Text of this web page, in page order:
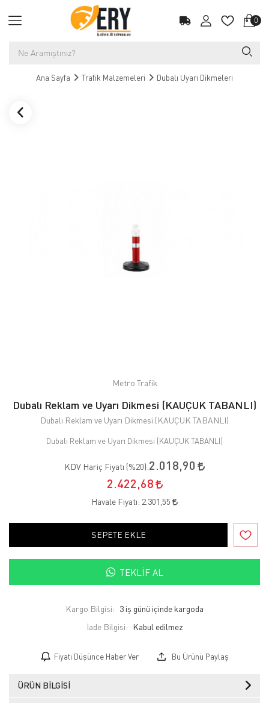
0
Ana Sayfa Trafik Malzemeleri Dubalı Uyarı Dikmeleri
Metro Trafik
Dubalı Reklam ve Uyarı Dikmesi (KAUÇUK TABANLI)
Dubalı Reklam ve Uyarı Dikmesi (KAUÇUK TABANLI)
Dubalı Reklam ve Uyarı Dikmesi (KAUÇUK TABANLI)
KDV Hariç Fiyatı (%20):2.018,90
2.422,68
Havale Fiyatı: 2.301,55
SEPETE EKLE
TEKLIF AL
Kargo Bilgisi: 3 iş günü içinde kargoda
İade Bilgisi:
Fiyatı Düşünce Haber Ver Bu Ürünü Paylaş
ÜRÜN BILGISI